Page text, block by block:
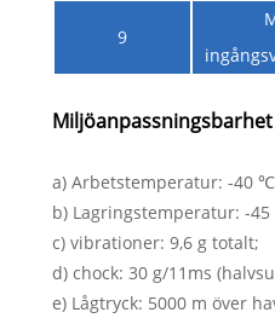
9
Miljöanpassningsbarhet
a) Arbetstemperatur: -40
b) Lagringstemperatur: -
c) vibrationer: 9,6 g totalt;
d) chock: 30 g/11ms
e) Lågtryck: 5000 m över